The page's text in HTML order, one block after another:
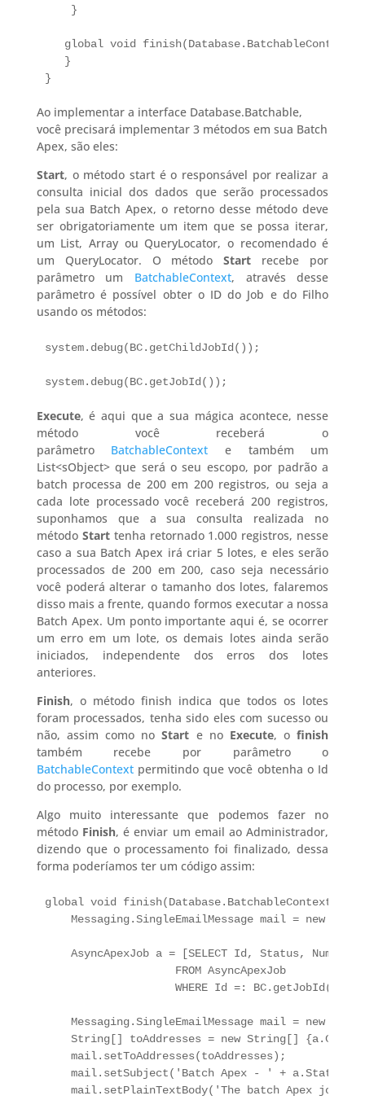
    }
global void finish(Database.BatchableContext
   }
}
Ao implementar a interface Database.Batchable,
você precisará implementar 3 métodos em sua Batch
Apex, são eles:
Start, o método start é o responsável por realizar a
consulta inicial dos dados que serão processados
pela sua Batch Apex, o retorno desse método deve
ser obrigatoriamente um item que se possa iterar,
um List, Array ou QueryLocator, o recomendado é
um QueryLocator. O métodoStart recebe por
parâmetro um BatchableContext, através desse
parâmetro é possível obter o ID do Job e do Filho
usando os métodos:
system.debug(BC.getChildJobId());
system.debug(BC.getJobId());
Execute, é aqui que a sua mágica acontece, nesse
método você receberá o
parâmetro BatchableContext e também um
List<sObject> que será o seu escopo, por padrão a
batch processa de 200 em 200 registros, ou seja a
cada lote processado você receberá 200 registros,
suponhamos que a sua consulta realizada no
método Starttenha retornado 1.000 registros, nesse
caso a sua Batch Apex irá criar 5 lotes, e eles serão
processados de 200 em 200, caso seja necessário
você poderá alterar o tamanho dos lotes, falaremos
disso mais a frente, quando formos executar a nossa
Batch Apex. Um ponto importante aqui é, se ocorrer
um erro em um lote, os demais lotes ainda serão
iniciados, independente dos erros dos lotes
anteriores.
Finish, o método finish indica que todos os lotes
foram processados, tenha sido eles com sucesso ou
não, assim como noStart e no Execute, ofinish
também recebe por parâmetro o
BatchableContextpermitindo que você obtenha o Id
do processo, por exemplo.
Algo muito interessante que podemos fazer no
método Finish, é enviar um email ao Administrador,
dizendo que o processamento foi finalizado, dessa
forma poderíamos ter um código assim:
global void finish(Database.BatchableContext BC){
Messaging.SingleEmailMessage mail = new
AsyncApexJob a = [SELECT Id, Status,
                    FROM AsyncApexJob
                    WHERE Id =: BC.getJobId()];
Messaging.SingleEmailMessage mail = new
String[] toAddresses = new String[]
    mail.setToAddresses(toAddresses);
    mail.setSubject('Batch Apex - ' + a.Status);
mail.setPlainTextBody('The batch Apex job